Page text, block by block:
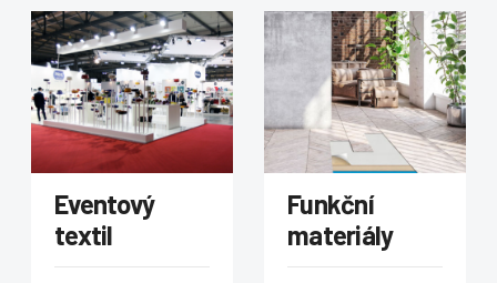
Eventový
textil
Funkční
materiály